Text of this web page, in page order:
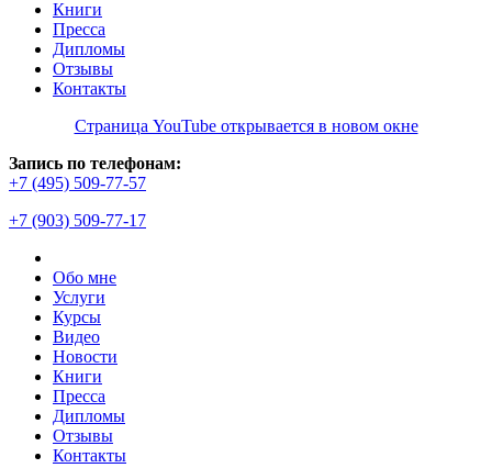
Книги
Пресса
Дипломы
Отзывы
Контакты
Страница YouTube открывается в новом окне
Запись по телефонам:
+7 (495) 509-77-57
+7 (903) 509-77-17
Обо мне
Услуги
Курсы
Видео
Новости
Книги
Пресса
Дипломы
Отзывы
Контакты